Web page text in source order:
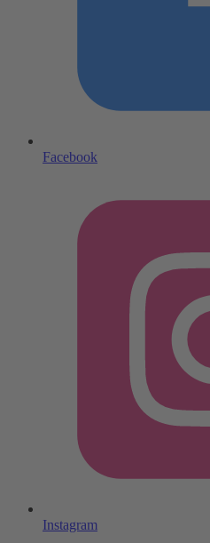
Facebook
Instagram